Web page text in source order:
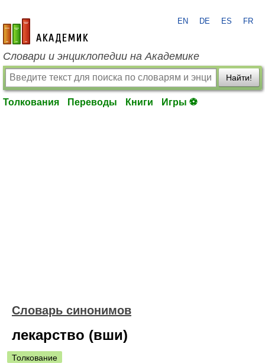
academic.ru
EN DE ES FR
Словари и энциклопедии на Академике
Найти!
Толкования Переводы Книги Игры ⚽
Словарь синонимов
лекарство (вши)
Толкование